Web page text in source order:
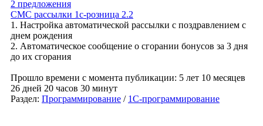
2 предложения
СМС рассылки 1с-розница 2.2
1. Настройка автоматической рассылки с поздравлением с
днем рождения
2. Автоматическое сообщение о сгорании бонусов за 3 дня
до их сгорания
Прошло времени с момента публикации: 5 лет 10 месяцев
26 дней 20 часов 30 минут
Раздел: Программирование / 1С-программирование